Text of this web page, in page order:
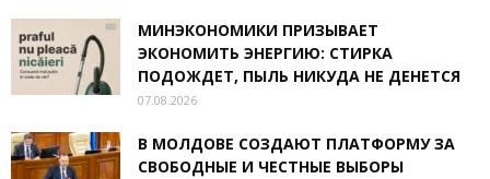
МИНЭКОНОМИКИ ПРИЗЫВАЕТ
ЭКОНОМИТЬ ЭНЕРГИЮ: СТИРКА
ПОДОЖДЕТ, ПЫЛЬ НИКУДА НЕ ДЕНЕТСЯ
07.08.2026
В МОЛДОВЕ СОЗДАЮТ ПЛАТФОРМУ ЗА
СВОБОДНЫЕ И ЧЕСТНЫЕ ВЫБОРЫ